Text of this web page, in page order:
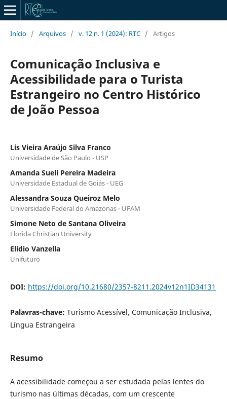
Início / Arquivos / v. 12 n. 1 (2024): RTC / Artigos
Comunicação Inclusiva e
Acessibilidade para o Turista
Estrangeiro no Centro Histórico
de João Pessoa
Lis Vieira Araújo Silva Franco
Universidade de São Paulo - USP
Amanda Sueli Pereira Madeira
Universidade Estadual de Goiás - UEG
Alessandra Souza Queiroz Melo
Universidade Federal do Amazonas - UFAM
Simone Neto de Santana Oliveira
Florida Christian University
Elídio Vanzella
Unifuturo
DOI: https://doi.org/10.21680/2357-8211.2024v12n1ID34131
Palavras-chave: Turismo Acessível, Comunicação Inclusiva,
Língua Estrangeira
Resumo
A acessibilidade começou a ser estudada pelas lentes do
turismo nas últimas décadas, com um crescente